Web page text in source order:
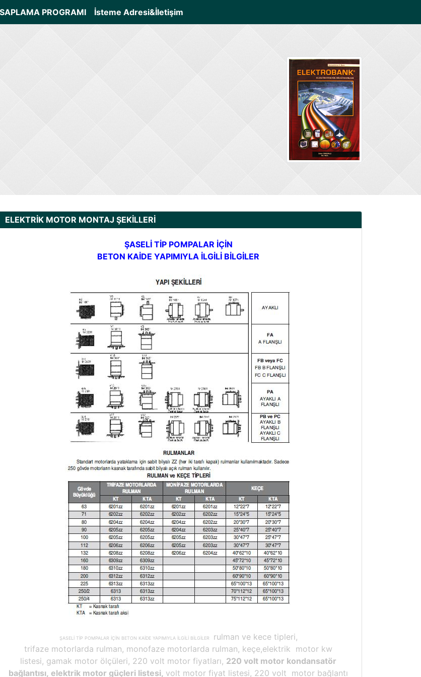
PROGRAMI İsteme Adresi&İletişim
ELEKTRİK MOTOR MONTAJ ŞEKİLLERİ
ŞASELİ TİP POMPALAR İÇİN
BETON KAİDE YAPIMIYLA İLGİLİ BİLGİLER
ŞASELİ TİP POMPALAR İÇİN BETON KAİDE YAPIMIYLA İLGİLİ BİLGİLER
rulman ve kece tipleri,
trifaze motorlarda rulman, monofaze motorlarda rulman, keçe,elektrik motor kw
listesi, gamak motor ölçüleri, 220 volt motor fiyatları, 220 volt motor kondansatör
bağlantısı, elektrik motor güçleri listesi, volt motor fiyat listesi, 220 volt motor bağlantı